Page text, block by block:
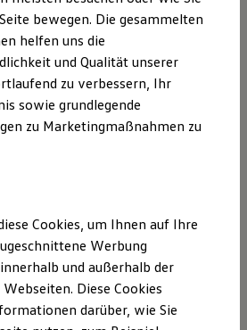
Special
Pflege & Inspektion
anfragen
bei Volkswagen Nutzfahrzeuge
Service
Reifen Service
und Pannenhilfe
& Apps
App
für Ihren ID. Buzz
für Ihren Transporter/Caravelle
für Ihren Amarok
für andere Modelle
Pro
Data
Cookie-Richtlinie
Act (DSA)
EU Data Act
Rückrufe
Vorschriften
Newsletter
AG
zeigt ggf. vom Angebot abweichende
Angebot der
Volkswagen
57, 38112 Braunschweig, für
(ohne Sonderabnehmer). Bonität
bis 31.12.2026. Leasingbeispiel für
Kombi KR 70 kWh 100 kW 1-Gang bei
bewegen. Die gesammelten
helfen uns die
und Qualität unserer
zu verbessern, Ihr
sowie grundlegende
zu Marketingmaßnahmen zu
Cookies, um Ihnen auf Ihre
Werbung
und außerhalb der
Diese Cookies
darüber, wie Sie